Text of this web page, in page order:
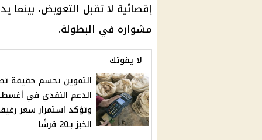
إقصائية لا تقبل التعويض،
مشواره في البطولة.
لا يفوتك
التموين تحسم حقيقة
الدعم النقدي في
وتؤكد استمرار سعر
الخبز بـ20 قرشًا